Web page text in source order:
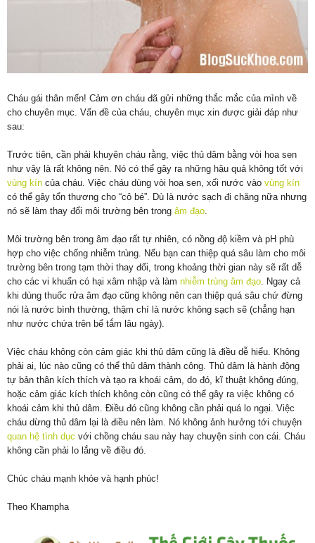
Cháu gái thân mến! Cảm ơn cháu đã gửi những thắc mắc của mình về
cho chuyên mục. Vấn đề của cháu, chuyên mục xin được giải đáp như
sau:
Trước tiên, cần phải khuyên cháu rằng, việc thủ dâm bằng vòi hoa sen
như vậy là rất không nên. Nó có thể gây ra những hậu quả không tốt với
vùng kín của cháu. Việc cháu dùng vòi hoa sen, xối nước vào vùng kín
có thể gây tổn thương cho “cô bé”. Dù là nước sạch đi chăng nữa nhưng
nó sẽ làm thay đổi môi trường bên trong âm đạo.
Môi trường bên trong âm đạo rất tự nhiên, có nồng độ kiềm và pH phù
hợp cho việc chống nhiễm trùng. Nếu bạn can thiệp quá sâu làm cho môi
trường bên trong tạm thời thay đổi, trong khoảng thời gian này sẽ rất dễ
cho các vi khuẩn có hại xâm nhập và làm nhiễm trùng âm đạo. Ngay cả
khi dùng thuốc rửa âm đạo cũng không nên can thiệp quá sâu chứ đừng
nói là nước bình thường, thậm chí là nước không sạch sẽ (chẳng hạn
như nước chứa trên bể tắm lâu ngày).
Việc cháu không còn cảm giác khi thủ dâm cũng là điều dễ hiểu. Không
phải ai, lúc nào cũng có thể thủ dâm thành công. Thủ dâm là hành động
tự bản thân kích thích và tạo ra khoái cảm, do đó, kĩ thuật không đúng,
hoặc cảm giác kích thích không còn cũng có thể gây ra việc không có
khoái cảm khi thủ dâm. Điều đó cũng không cần phải quá lo ngại. Việc
cháu dừng thủ dâm lại là điều nên làm. Nó không ảnh hưởng tới chuyện
quan hệ tình dục với chồng cháu sau này hay chuyện sinh con cái. Cháu
không cần phải lo lắng về điều đó.
Chúc cháu mạnh khỏe và hạnh phúc!
Theo Khampha